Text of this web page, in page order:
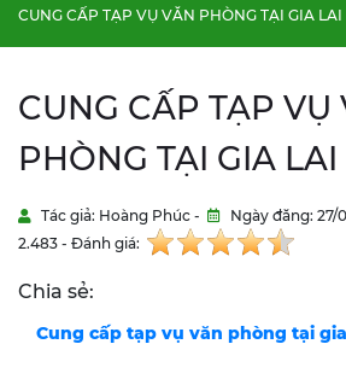
CUNG CẤP TẠP VỤ VĂN PHÒNG TẠI GIA LAI
CUNG CẤP TẠP VỤ
PHÒNG TẠI GIA LAI
Tác giả: Hoàng Phúc - Ngày đăng: 27/
2.483 - Đánh giá:
Chia sẻ:
Cung cấp tạp vụ văn phòng tại